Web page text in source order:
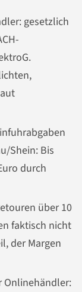
gesetzlich
Shein: Bis
durch
über 10
faktisch nicht
der Margen
Onlinehändler: